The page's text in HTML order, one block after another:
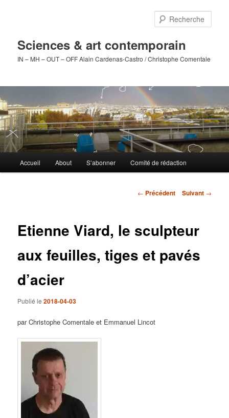
Sciences & art contemporain
IN – MH – OUT – OFF Alain Cardenas-Castro / Christophe Comentale
principal
Accueil About S’abonner Comité de rédaction
Navigation
← Précédent Suivant →
Etienne Viard, le sculpteur
aux feuilles, tiges et pavés
d’acier
Publié le2018-04-03
par Christophe Comentale et Emmanuel Lincot